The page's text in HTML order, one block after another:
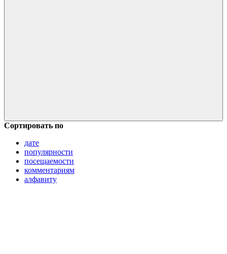
Сортировать по
дате
популярности
посещаемости
комментариям
алфавиту